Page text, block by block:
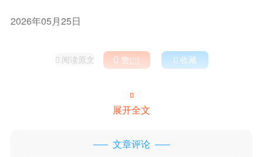
2026年05月25日
 阅读原文  赞()  收藏

展开全文
文章评论